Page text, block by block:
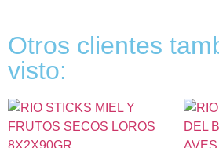
Otros clientes
visto: